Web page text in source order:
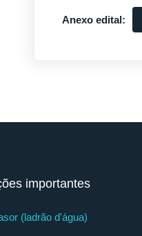
Anexo edital:
importantes
(ladrão d'água)